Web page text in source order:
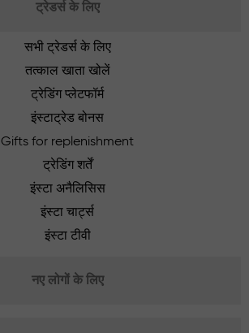
ट्रेडर्स के लिए
सभी ट्रेडर्स के लिए
तत्काल खाता खोलें
ट्रेडिंग प्लेटफॉर्म
इंस्टाट्रेड बोनस
Gifts for replenishment
ट्रेडिंग शर्तें
इंस्टा अनैलिसिस
इंस्टा चार्ट्स
इंस्टा टीवी
नए लोगों के लिए